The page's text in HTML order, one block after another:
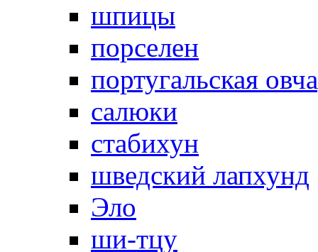
шпицы
порселен
португальская
салюки
стабихун
шведский лапхунд
Эло
ши-тцу